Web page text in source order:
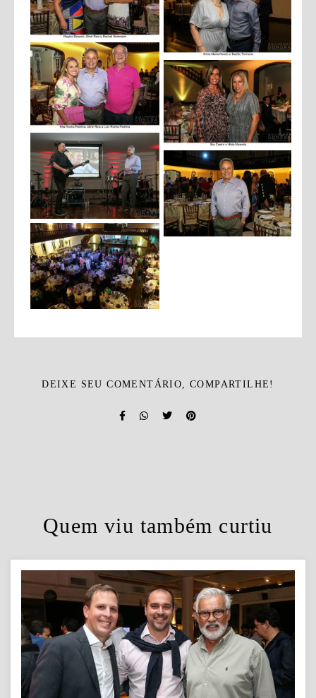
DEIXE SEU COMENTÁRIO, COMPARTILHE!
Quem viu também curtiu